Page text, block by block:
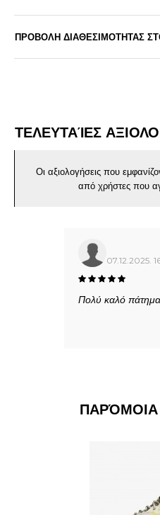
ΠΡΟΒΟΛΗ ΔΙΑΘΕΣΙΜΟΤΗΤΑΣ
ΤΕΛΕΥΤΑΊΕΣ
Οι αξιολογήσεις που
από χρήστες που
07.12.2025.
Πολύ καλό